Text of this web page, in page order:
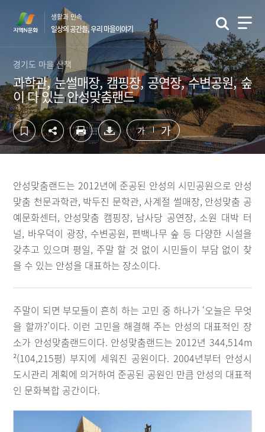
바
로
가
기
로
가
기
생활과 민속
일상의 공간들, 우리 마을이야기
경기도 마을 산책
과학관, 눈썰매장, 캠핑장, 공연장, 수변공원, 숲
이 다 있는 안성맞춤랜드
가 가
안성맞춤랜드는 2012년에 준공된 안성의 시민공원으로 안성
맞춤 천문과학관, 박두진 문학관, 사계절 썰매장, 안성맞춤 공
예문화센터, 안성맞춤 캠핑장, 남사당 공연장, 소원 대박 터
널, 바우덕이 광장, 수변공원, 편백나무 숲 등 다양한 시설을
갖추고 있으며 평일, 주말 할 것 없이 시민들이 부담 없이 찾
을 수 있는 안성을 대표하는 장소이다.
주말이 되면 부모들이 흔히 하는 고민 중 하나가 ‘오늘은 무엇
을 할까?’이다. 이런 고민을 해결해 주는 안성의 대표적인 장
소가 안성맞춤랜드이다. 안성맞춤랜드는 2012년 344,514m
²(104,215평) 부지에 세워진 공원이다. 2004년부터 안성시
도시관리 계획에 의거하여 준공된 공원인 만큼 안성의 대표적
인 문화복합 공간이다.